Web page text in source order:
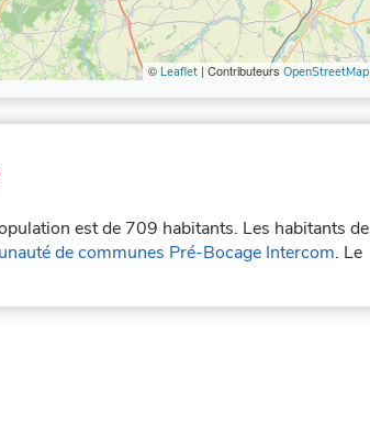
© Leaflet | Contributeurs OpenStreetMap
est de 709 habitants. Les habitants de
de communes Pré-Bocage Intercom. Le